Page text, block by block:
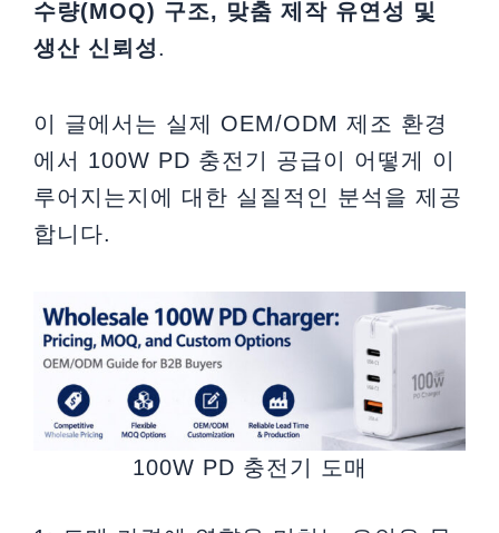
수량(MOQ) 구조, 맞춤 제작 유연성 및
생산 신뢰성.
이 글에서는 실제 OEM/ODM 제조 환경
에서 100W PD 충전기 공급이 어떻게 이
루어지는지에 대한 실질적인 분석을 제공
합니다.
100W PD 충전기 도매